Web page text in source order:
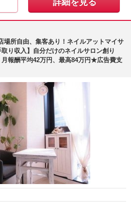
詳細を見る
場所自由、集客あり！ネイルアットマイサ
り収入】自分だけのネイルサロン創り
報酬平均42万円、最高84万円★広告費支